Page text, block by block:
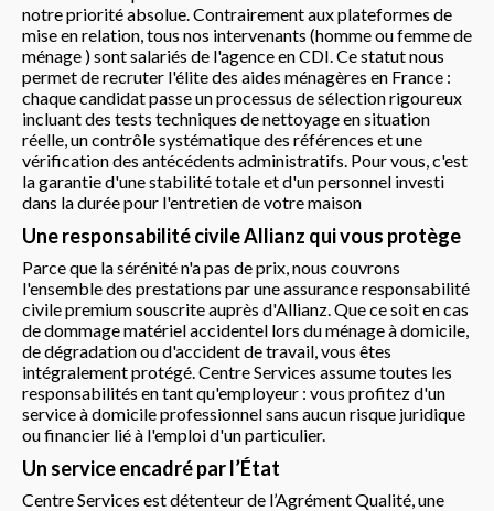
notre priorité absolue. Contrairement aux plateformes de
mise en relation, tous nos intervenants (homme ou femme de
ménage ) sont salariés de l'agence en CDI. Ce statut nous
permet de recruter l'élite des aides ménagères en France :
chaque candidat passe un processus de sélection rigoureux
incluant des tests techniques de nettoyage en situation
réelle, un contrôle systématique des références et une
vérification des antécédents administratifs. Pour vous, c'est
la garantie d'une stabilité totale et d'un personnel investi
dans la durée pour l'entretien de votre maison
Une responsabilité civile Allianz qui vous protège
Parce que la sérénité n'a pas de prix, nous couvrons
l'ensemble des prestations par une assurance responsabilité
civile premium souscrite auprès d'Allianz. Que ce soit en cas
de dommage matériel accidentel lors du ménage à domicile,
de dégradation ou d'accident de travail, vous êtes
intégralement protégé. Centre Services assume toutes les
responsabilités en tant qu'employeur : vous profitez d'un
service à domicile professionnel sans aucun risque juridique
ou financier lié à l'emploi d'un particulier.
Un service encadré par l’État
Centre Services est détenteur de l’Agrément Qualité, une